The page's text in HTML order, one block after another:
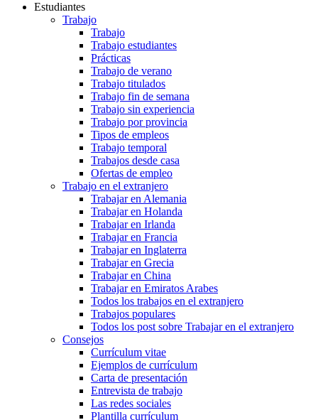
Estudiantes
Trabajo
Trabajo
Trabajo estudiantes
Prácticas
Trabajo de verano
Trabajo titulados
Trabajo fin de semana
Trabajo sin experiencia
Trabajo por provincia
Tipos de empleos
Trabajo temporal
Trabajos desde casa
Ofertas de empleo
Trabajo en el extranjero
Trabajar en Alemania
Trabajar en Holanda
Trabajar en Irlanda
Trabajar en Francia
Trabajar en Inglaterra
Trabajar en Grecia
Trabajar en China
Trabajar en Emiratos Arabes
Todos los trabajos en el extranjero
Trabajos populares
Todos los post sobre Trabajar en el extranjero
Consejos
Currículum vitae
Ejemplos de currículum
Carta de presentación
Entrevista de trabajo
Las redes sociales
Plantilla currículum